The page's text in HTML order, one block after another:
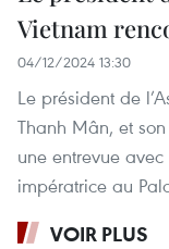
Vietnam
04/12/2024 13:30
Le président de
Thanh Mân, et
une entrevue
impératrice au
VOIR PLUS